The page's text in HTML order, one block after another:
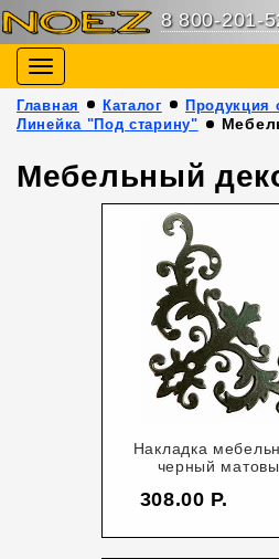
8 800-201-
Toggle
navigation
Главная Каталог
Линейка "Под старину"
Мебельный
Накладка
черный
308.00